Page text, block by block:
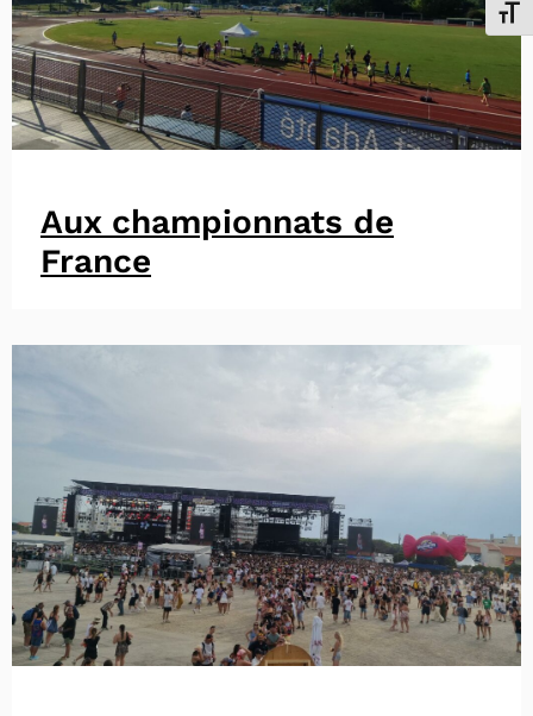
Aux championnats de
France